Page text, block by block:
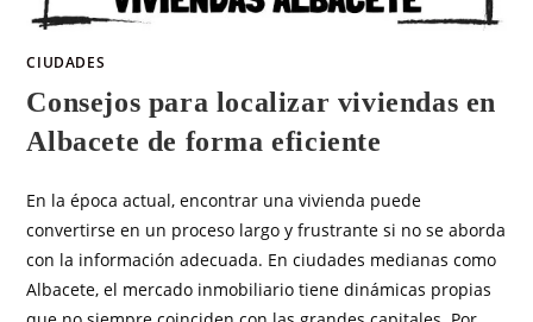
CIUDADES
Consejos para localizar viviendas en
Albacete de forma eficiente
En la época actual, encontrar una vivienda puede
convertirse en un proceso largo y frustrante si no se aborda
con la información adecuada. En ciudades medianas como
Albacete, el mercado inmobiliario tiene dinámicas propias